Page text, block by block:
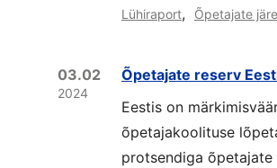
Lühiraport, Õpetajate
03.02
2024
Õpetajate reserv
Eestis on
õpetajakoolituse
protsendiga